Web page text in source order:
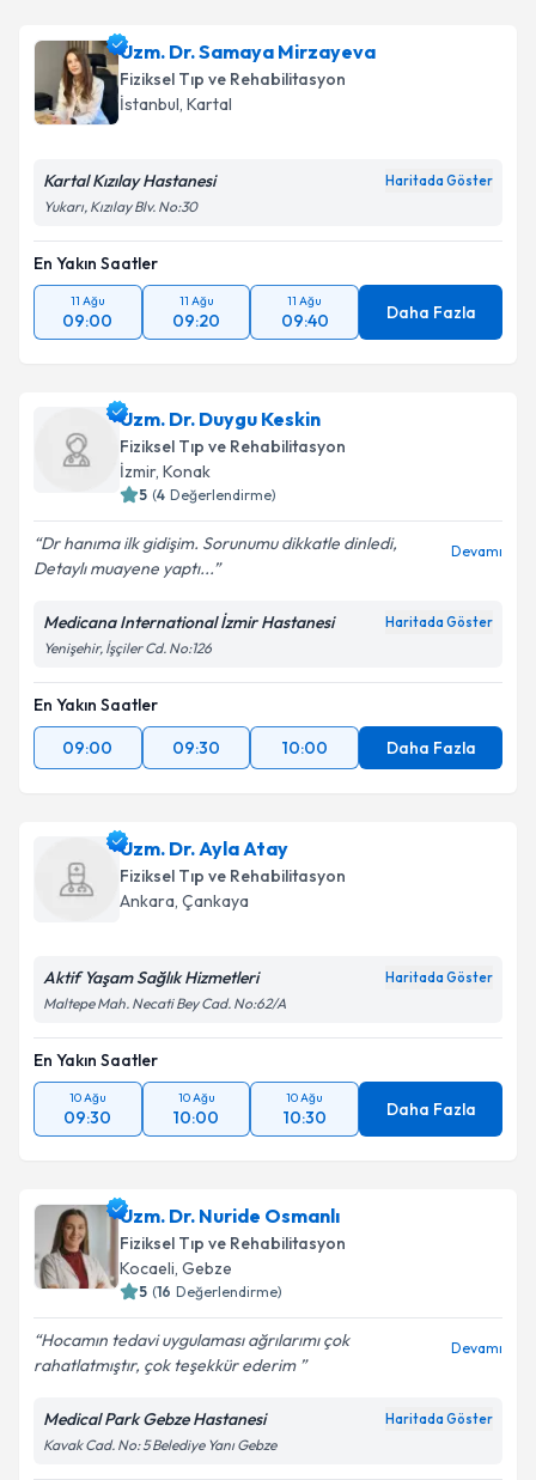
takvim hazırlandığında e-posta ile bilgilendireceğiz.
E-posta Adresiniz
Kişisel verilerimin işlenmesine ilişkin
Metni'ni okudum ve kişisel verilerimin belirtilen
kapsamda işlenmesini kabul ediyorum.
Takvim Talebini Gönder
Uzm. Dr. Samaya Mirzayeva
Fiziksel Tıp ve Rehabilitasyon
İstanbul, Kartal
Kartal Kızılay Hastanesi Haritada Göster
Yukarı, Kızılay Blv. No:30
En Yakın Saatler
11 Ağu
09:00
11 Ağu
09:20
11 Ağu
09:40 Daha Fazla
Uzm. Dr. Duygu Keskin
Fiziksel Tıp ve Rehabilitasyon
İzmir, Konak
5 (4 Değerlendirme)
Dr hanıma ilk gidişim. Sorunumu dikkatle dinledi,
Detaylı muayene yaptı...
Devamı
Medicana International İzmir Hastanesi Haritada Göster
Yenişehir, İşçiler Cd. No:126
En Yakın Saatler
09:00
09:30 10:00 Daha Fazla
Uzm. Dr. Ayla Atay
Fiziksel Tıp ve Rehabilitasyon
Ankara, Çankaya
Aktif Yaşam Sağlık Hizmetleri Haritada Göster
Maltepe Mah. Necati Bey Cad. No:62/A
En Yakın Saatler
10 Ağu
09:30
10 Ağu
10:00
10 Ağu
10:30 Daha Fazla
Uzm. Dr. Nuride Osmanlı
Fiziksel Tıp ve Rehabilitasyon
Kocaeli, Gebze
5 (16 Değerlendirme)
Hocamın tedavi uygulaması ağrılarımı çok
rahatlatmıştır, çok teşekkür ederim ️
Devamı
Medical Park Gebze Hastanesi Haritada Göster
Kavak Cad. No: 5 Belediye Yanı Gebze